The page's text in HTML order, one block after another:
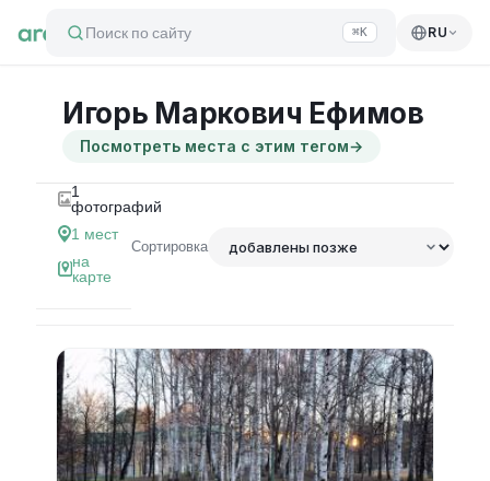
Поиск по сайту ⌘K RU
Игорь Маркович Ефимов
Посмотреть места с этим тегом→
1
фотографий
1 мест
на
карте
Сортировка